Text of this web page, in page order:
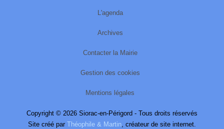
L'agenda
Archives
Contacter la Mairie
Gestion des cookies
Mentions légales
Copyright © 2026 Siorac-en-Périgord - Tous droits réservés
Site créé par Théophile & Martin, créateur de site internet.